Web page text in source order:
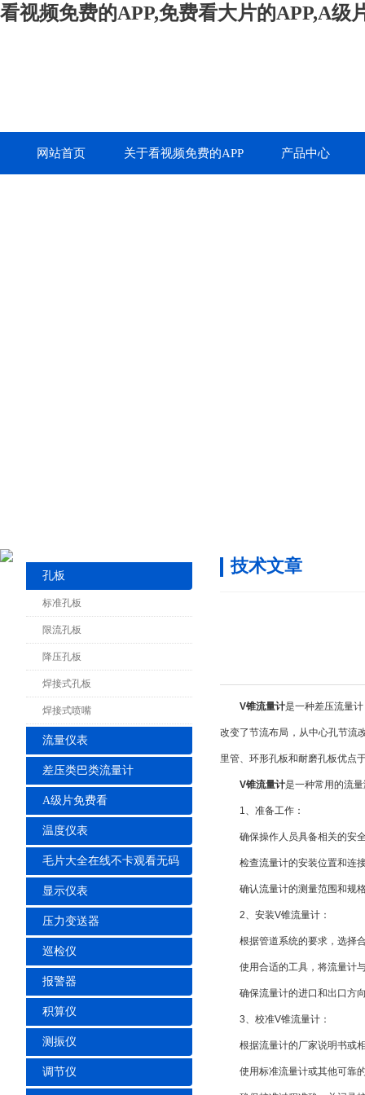
看视频免费的APP,免费看大片的APP,A级
网站首页 关于看视频免费的APP 产品中心
孔板
标准孔板
限流孔板
降压孔板
焊接式孔板
焊接式喷嘴
流量仪表
差压类巴类流量计
A级片免费看
温度仪表
毛片大全在线不卡观看无码
显示仪表
压力变送器
巡检仪
报警器
积算仪
测振仪
调节仪
技术文章
V锥流量计是一种差压流量计
改变了节流布局，从中心孔节
里管、环形孔板和耐磨孔板优点
V锥流量计是一种常用的流量
1、准备工作：
确保操作人员具备相关的安全知识
检查流量计的安装位置和连接
确认流量计的测量范围和规格
2、安装V锥流量计：
根据管道系统的要求，选择
使用合适的工具，将流量计与
确保流量计的进口和出口方向正
3、校准V锥流量计：
根据流量计的厂家说明书或相关标
使用标准流量计或其他可靠的流